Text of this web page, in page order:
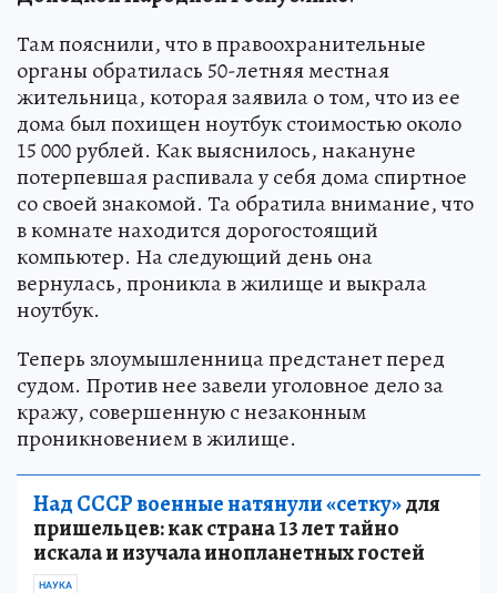
Там пояснили, что в правоохранительные
органы обратилась 50-летняя местная
жительница, которая заявила о том, что из ее
дома был похищен ноутбук стоимостью около
15 000 рублей. Как выяснилось, накануне
потерпевшая распивала у себя дома спиртное
со своей знакомой. Та обратила внимание, что
в комнате находится дорогостоящий
компьютер. На следующий день она
вернулась, проникла в жилище и выкрала
ноутбук.
Теперь злоумышленница предстанет перед
судом. Против нее завели уголовное дело за
кражу, совершенную с незаконным
проникновением в жилище.
Над СССР военные натянули «сетку»для
пришельцев: как страна 13 лет тайно
искала и изучала инопланетных гостей
НАУКА